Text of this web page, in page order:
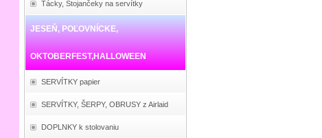
Tácky, Stojančeky na servítky
JESEŇ, POĽOVNÍCKE,
OKTOBERFEST,HALLOWEEN
SERVÍTKY papier
SERVÍTKY, ŠERPY, OBRUSY z Airlaid
DOPLNKY k stolovaniu